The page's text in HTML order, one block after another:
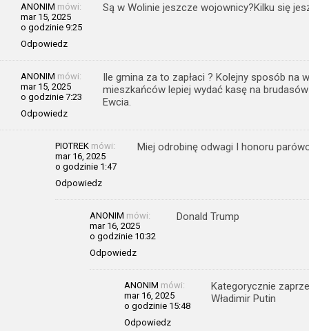
ANONIM mówi:
mar 15, 2025
o godzinie 9:25
Odpowiedz
Są w Wolinie jeszcze wojownicy?Kilku się
ANONIM mówi:
mar 15, 2025
o godzinie 7:23
Odpowiedz
Ile gmina za to zapłaci ? Kolejny sposób na
mieszkańców lepiej wydać kasę na
Ewcia.
PIOTREK mówi:
mar 16, 2025
o godzinie 1:47
Odpowiedz
Miej odrobinę odwagi I honoru
ANONIM mówi:
mar 16, 2025
o godzinie 10:32
Odpowiedz
Donald Trump
ANONIM mówi:
mar 16, 2025
o godzinie 15:48
Odpowiedz
Kategorycznie
Władimir Putin